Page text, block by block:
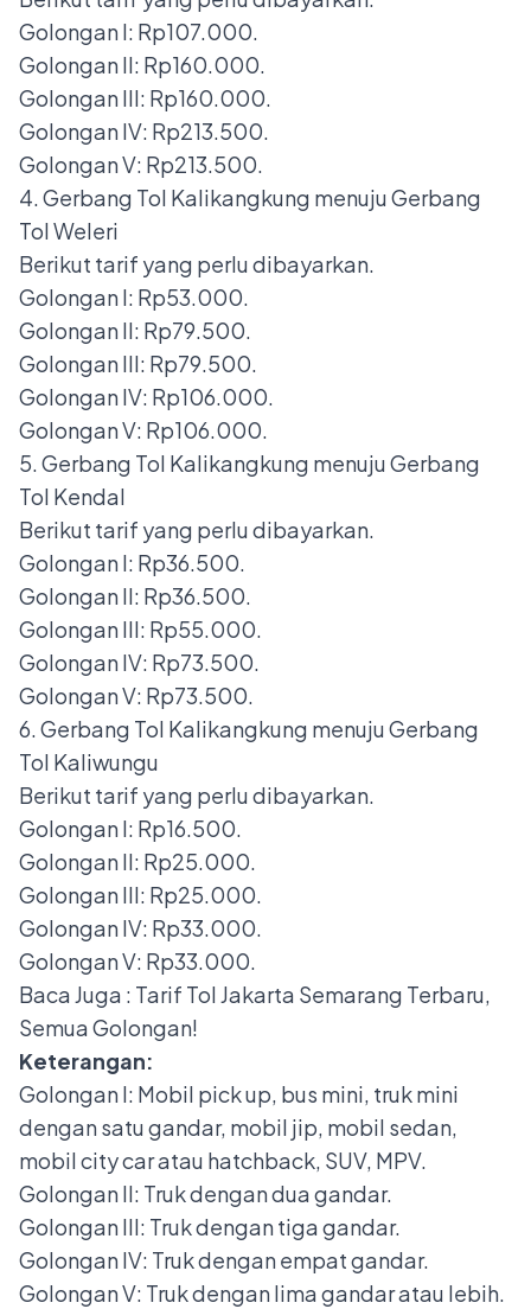
Golongan I: Rp107.000.
Golongan II: Rp160.000.
Golongan III: Rp160.000.
Golongan IV: Rp213.500.
Golongan V: Rp213.500.
4. Gerbang Tol Kalikangkung menuju Gerbang
Tol Weleri
Berikut tarif yang perlu dibayarkan.
Golongan I: Rp53.000.
Golongan II: Rp79.500.
Golongan III: Rp79.500.
Golongan IV: Rp106.000.
Golongan V: Rp106.000.
5. Gerbang Tol Kalikangkung menuju Gerbang
Tol Kendal
Berikut tarif yang perlu dibayarkan.
Golongan I: Rp36.500.
Golongan II: Rp36.500.
Golongan III: Rp55.000.
Golongan IV: Rp73.500.
Golongan V: Rp73.500.
6. Gerbang Tol Kalikangkung menuju Gerbang
Tol Kaliwungu
Berikut tarif yang perlu dibayarkan.
Golongan I: Rp16.500.
Golongan II: Rp25.000.
Golongan III: Rp25.000.
Golongan IV: Rp33.000.
Golongan V: Rp33.000.
Baca Juga : Tarif Tol Jakarta Semarang Terbaru,
Semua Golongan!
Keterangan:
Golongan I: Mobil pick up, bus mini, truk mini
dengan satu gandar, mobil jip, mobil sedan,
mobil city car atau hatchback, SUV, MPV.
Golongan II: Truk dengan dua gandar.
Golongan III: Truk dengan tiga gandar.
Golongan IV: Truk dengan empat gandar.
Golongan V: Truk dengan lima gandar atau lebih.